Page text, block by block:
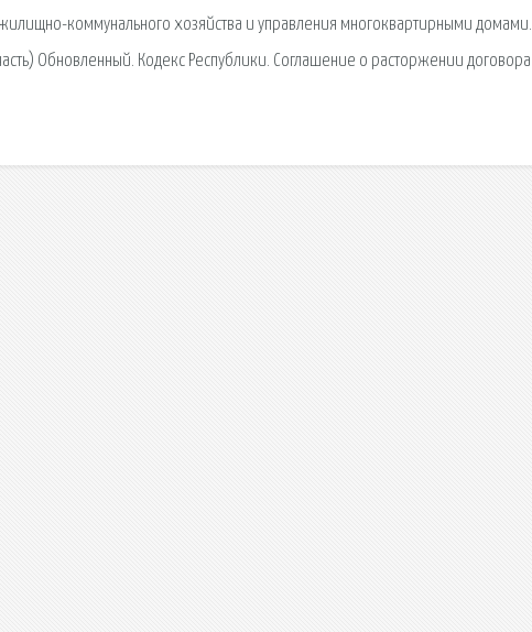
коммунального хозяйства и управления многоквартирными домами.
Обновленный. Кодекс Республики. Соглашение о расторжении договора